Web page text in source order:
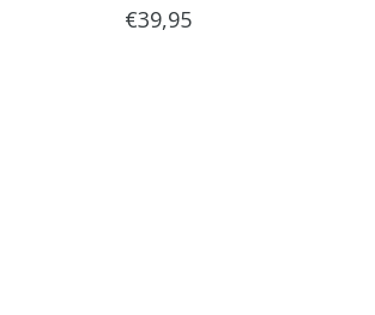
€39,95